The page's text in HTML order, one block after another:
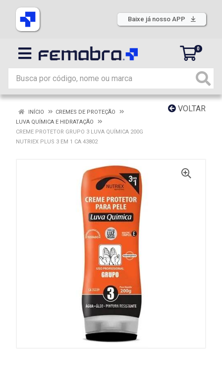
Baixe já nosso APP
0
VOLTAR
INÍCIO
CREMES DE PROTEÇÃO
LUVA QUÍMICA E HIDRATAÇÃO
CREME PROTETOR GRUPO 3 LUVA QUÍMICA 200G
NUTRIEX PLUS 3 EM 1 CA 43802